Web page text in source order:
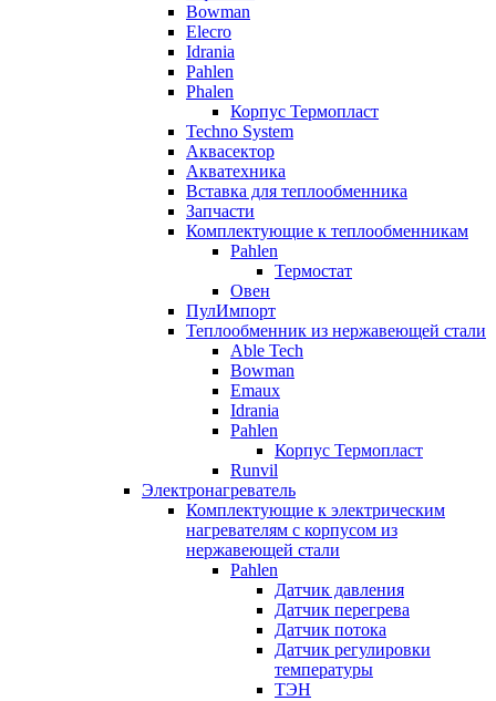
Bowman
Elecro
Idrania
Pahlen
Phalen
Корпус Термопласт
Techno System
Аквасектор
Акватехника
Вставка для теплообменника
Запчасти
Комплектующие к теплообменникам
Pahlen
Термостат
Овен
ПулИмпорт
Теплообменник из нержавеющей стали
Able Tech
Bowman
Emaux
Idrania
Pahlen
Корпус Термопласт
Runvil
Электронагреватель
Комплектующие к электрическим
нагревателям с корпусом из
нержавеющей стали
Pahlen
Датчик давления
Датчик перегрева
Датчик потока
Датчик регулировки
температуры
ТЭН